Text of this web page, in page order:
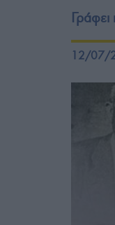
Γράφει
12/07/